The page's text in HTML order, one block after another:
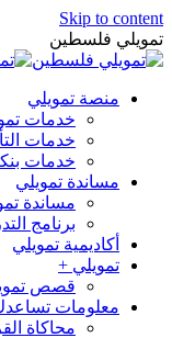
Skip to content
تمويلي فلسطين
منصة تمويلي
خدمات
خدمات
خدمات
مساندة تمويلي
مساندة
برنامج
أكاديمية تمويلي
تمويلي +
قصص
معلومات
محاكاة